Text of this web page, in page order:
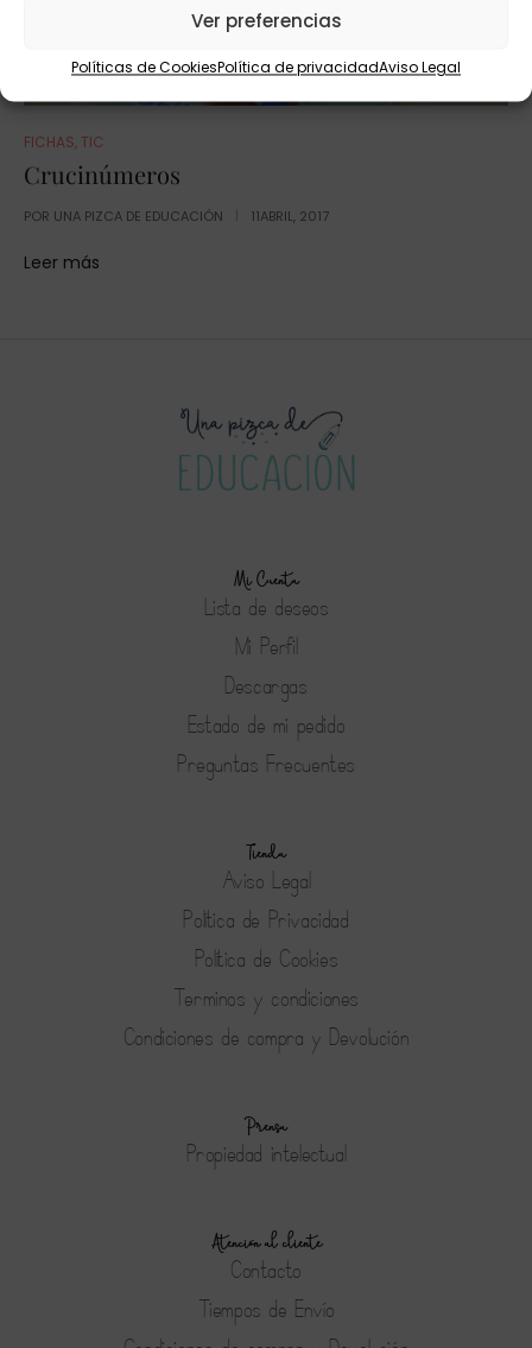
Ver preferencias
Políticas de CookiesPolítica de privacidadAviso Legal
FICHAS, TIC
Crucinúmeros
POR UNA PIZCA DE EDUCACIÓN 11ABRIL, 2017
Leer más
Mi Cuenta
Lista de deseos
Mi Perfil
Descargas
Estado de mi pedido
Preguntas Frecuentes
Tienda
Aviso Legal
Política de Privacidad
Política de Cookies
Terminos y condiciones
Condiciones de compra y Devolución
Prensa
Propiedad intelectual
Atención al cliente
Contacto
Tiempos de Envío